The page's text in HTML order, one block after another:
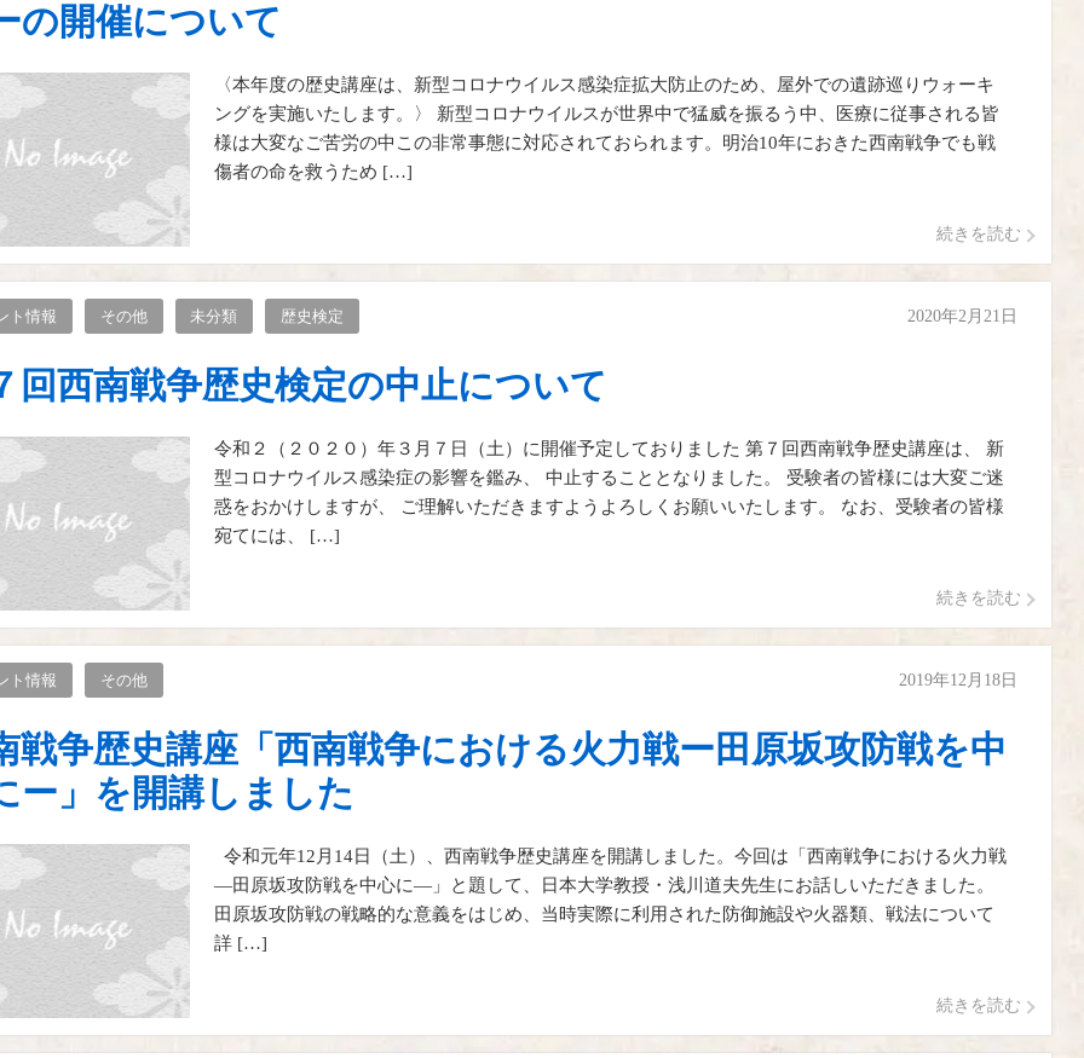
の開催について
〈本年度の歴史講座は、新型コロナウイルス感染症拡大防止のため、屋外での遺跡巡りウォーキ
ングを実施いたします。〉 新型コロナウイルスが世界中で猛威を振るう中、医療に従事される皆
様は大変なご苦労の中この非常事態に対応されておられます。明治10年におきた西南戦争でも戦
傷者の命を救うため […]
続きを読む
ト情報 その他 未分類 歴史検定 2020年2月21日
回西南戦争歴史検定の中止について
令和２（２０２０）年３月７日（土）に開催予定しておりました 第７回西南戦争歴史講座は、 新
型コロナウイルス感染症の影響を鑑み、 中止することとなりました。 受験者の皆様には大変ご迷
惑をおかけしますが、 ご理解いただきますようよろしくお願いいたします。 なお、受験者の皆様
宛てには、 […]
続きを読む
ト情報 その他 2019年12月18日
戦争歴史講座「西南戦争における火力戦ー田原坂攻防戦を中
ー」を開講しました
令和元年12月14日（土）、西南戦争歴史講座を開講しました。今回は「西南戦争における火力戦
―田原坂攻防戦を中心に―」と題して、日本大学教授・浅川道夫先生にお話しいただきました。
田原坂攻防戦の戦略的な意義をはじめ、当時実際に利用された防御施設や火器類、戦法について
詳 […]
続きを読む